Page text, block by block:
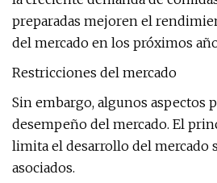
preparadas mejoren el
del mercado en los próximos
Restricciones del mercado
Sin embargo, algunos aspectos
desempeño del mercado. El
limita el desarrollo del mercado
asociados.